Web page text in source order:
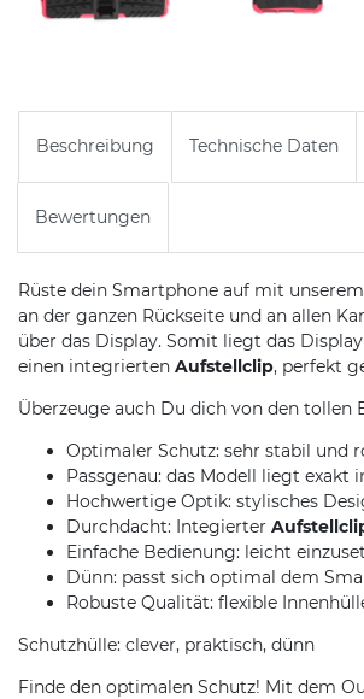
Beschreibung Technische Daten
Bewertungen
Rüste dein Smartphone auf mit
an der ganzen Rückseite und an allen
über das Display. Somit liegt das
einen integrierten Aufstellclip, perfekt
Überzeuge auch Du dich von den tollen
Optimaler Schutz: sehr stabil und
Passgenau: das Modell liegt exakt
Hochwertige Optik: stylisches
Durchdacht: Integierter
Einfache Bedienung: leicht
Dünn: passt sich optimal dem
Robuste Qualität: flexible
Schutzhülle: clever, praktisch, dünn
Finde den optimalen Schutz! Mit dem